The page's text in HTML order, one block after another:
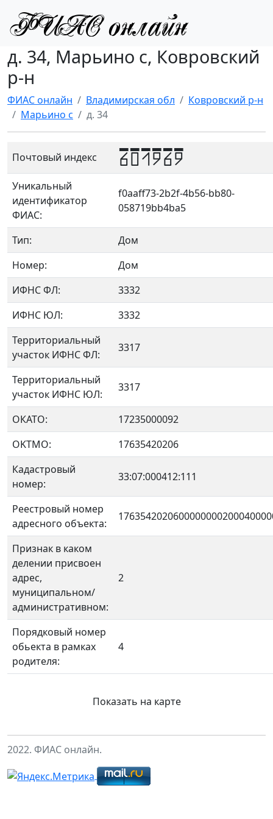
д. 34, Марьино с, Ковровский
р-н
ФИАС онлайн Владимирская обл
Ковровский р-н
Марьино с
д. 34
Почтовый индекс 601969
Уникальный
идентификатор
ФИАС:
f0aaff73-2b2f-4b56-bb80-
058719bb4ba5
Тип:
Дом
Номер:
Дом
ИФНС ФЛ:
3332
ИФНС ЮЛ:
3332
Территориальный
участок ИФНС ФЛ:
3317
Территориальный
участок ИФНС ЮЛ:
3317
ОКАТО:
17235000092
OKTMO:
17635420206
Кадастровый
номер:
33:07:000412:111
Реестровый номер
адресного объекта:
Признак в каком
делении присвоен
адрес,
муниципальном/
административном:
2
Порядковый номер
обьекта в рамках
родителя:
4
Показать на карте
2022. ФИАС онлайн.